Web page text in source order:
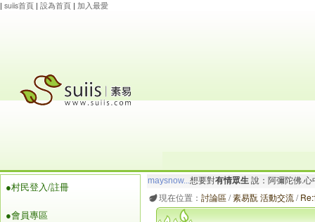
| suiis首頁 | 設為首頁 | 加入最愛
●村民登入/註冊
●會員專區
maysnow...想要對有情眾生 說：阿彌陀佛.
玲瓏虹想要對 有情眾生說：阿彌陀佛.心寬
現在位置： 討論區/素易翫 活動交流/